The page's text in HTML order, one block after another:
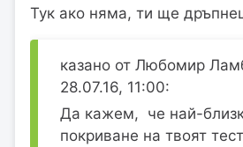
Тук ако няма, ти ще
казано от Любомир
28.07.16, 11:00:
Да кажем, че най-
покриване на твоят